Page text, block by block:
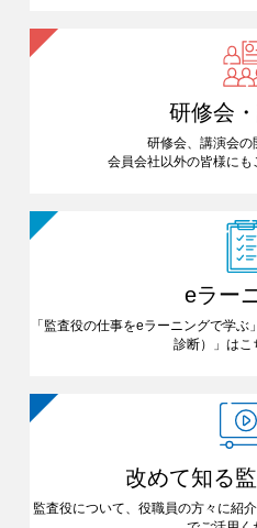
研修会
研修会、講演会の
会員会社以外の皆様にも
eラー
「監査役の仕事をeラーニングで学ぶ
診断）」はこ
改めて知る
監査役について、役職員の方々に紹